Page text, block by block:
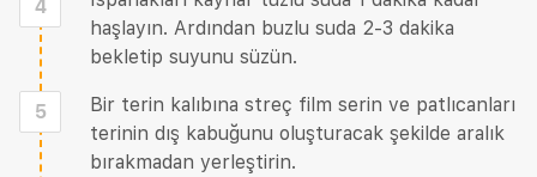
4
haşlayın. Ardından buzlu suda 2-3 dakika
bekletip suyunu süzün.
5
Bir terin kalıbına streç film serin ve patlıcanları
terinin dış kabuğunu oluşturacak şekilde aralık
bırakmadan yerleştirin.